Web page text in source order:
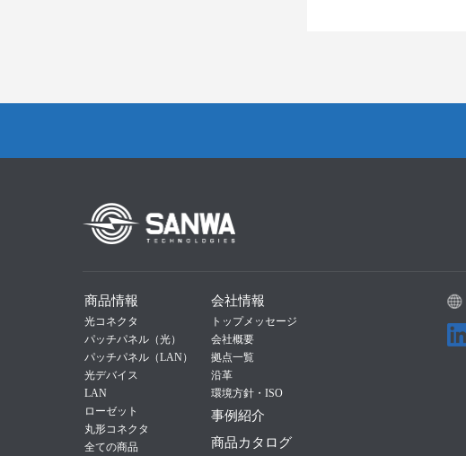
商品情報
光コネクタ
パッチパネル（光）
パッチパネル（LAN）
光デバイス
LAN
ローゼット
丸形コネクタ
全ての商品
会社情報
トップメッセージ
会社概要
拠点一覧
沿革
環境方針・ISO
事例紹介
商品カタログ